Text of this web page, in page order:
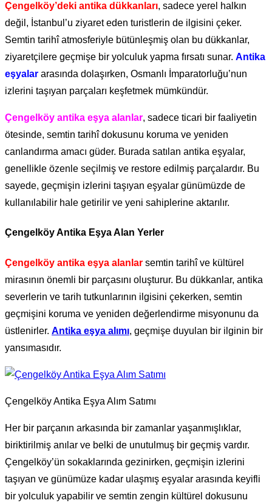
Çengelköy’deki antika dükkanları, sadece yerel halkın
değil, İstanbul’u ziyaret eden turistlerin de ilgisini çeker.
Semtin tarihî atmosferiyle bütünleşmiş olan bu dükkanlar,
ziyaretçilere geçmişe bir yolculuk yapma fırsatı sunar. Antika
eşyalar arasında dolaşırken, Osmanlı İmparatorluğu’nun
izlerini taşıyan parçaları keşfetmek mümkündür.
Çengelköy antika eşya alanlar, sadece ticari bir faaliyetin
ötesinde, semtin tarihî dokusunu koruma ve yeniden
canlandırma amacı güder. Burada satılan antika eşyalar,
genellikle özenle seçilmiş ve restore edilmiş parçalardır. Bu
sayede, geçmişin izlerini taşıyan eşyalar günümüzde de
kullanılabilir hale getirilir ve yeni sahiplerine aktarılır.
Çengelköy Antika Eşya Alan Yerler
Çengelköy antika eşya alanlar semtin tarihî ve kültürel
mirasının önemli bir parçasını oluşturur. Bu dükkanlar, antika
severlerin ve tarih tutkunlarının ilgisini çekerken, semtin
geçmişini koruma ve yeniden değerlendirme misyonunu da
üstlenirler. Antika eşya alımı, geçmişe duyulan bir ilginin bir
yansımasıdır.
Çengelköy Antika Eşya Alım Satımı
Her bir parçanın arkasında bir zamanlar yaşanmışlıklar,
biriktirilmiş anılar ve belki de unutulmuş bir geçmiş vardır.
Çengelköy’ün sokaklarında gezinirken, geçmişin izlerini
taşıyan ve günümüze kadar ulaşmış eşyalar arasında keyifli
bir yolculuk yapabilir ve semtin zengin kültürel dokusunu